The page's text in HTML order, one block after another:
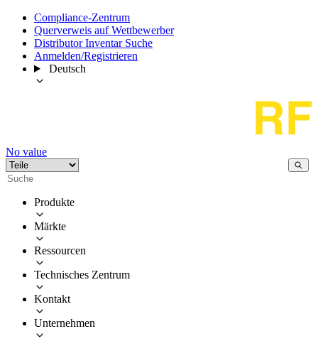
Compliance-Zentrum
Querverweis auf Wettbewerber
Distributor Inventar Suche
Anmelden/Registrieren
Deutsch
No value
Produkte
Märkte
Ressourcen
Technisches Zentrum
Kontakt
Unternehmen